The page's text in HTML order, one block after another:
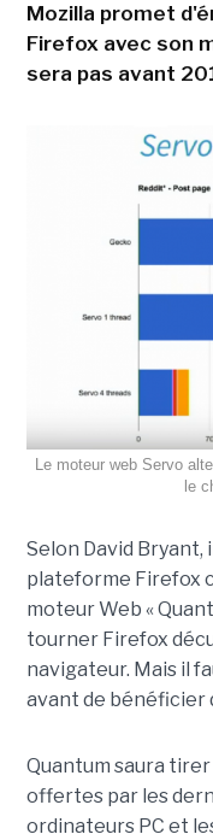
Mozilla promet
Firefox avec son
sera pas avant
Le moteur web Servo
le
Selon David Bryant,
plateforme Firefox
moteur Web «
tourner Firefox
navigateur. Mais il
avant de bénéficier
Quantum saura
offertes par les
ordinateurs PC et